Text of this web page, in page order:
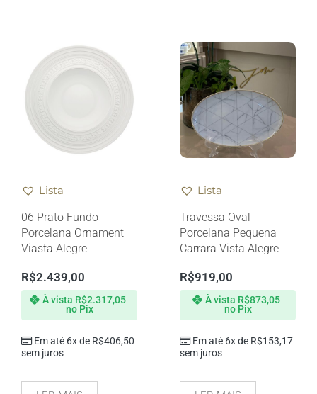
Lista
06 Prato Fundo
Porcelana Ornament
Viasta Alegre
R$2.439,00
Em até 6x de R$406,50
sem juros
À vista R$2.317,05
no Pix
Lista
Travessa Oval
Porcelana Pequena
Carrara Vista Alegre
R$919,00
Em até 6x de R$153,17
sem juros
À vista R$873,05
no Pix